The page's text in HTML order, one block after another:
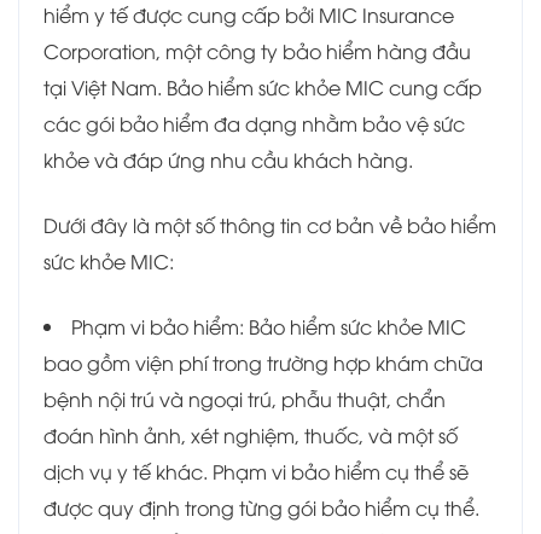
hiểm y tế được cung cấp bởi MIC Insurance
Corporation, một công ty bảo hiểm hàng đầu
tại Việt Nam. Bảo hiểm sức khỏe MIC cung cấp
các gói bảo hiểm đa dạng nhằm bảo vệ sức
khỏe và đáp ứng nhu cầu khách hàng.
Dưới đây là một số thông tin cơ bản về bảo hiểm
sức khỏe MIC:
Phạm vi bảo hiểm: Bảo hiểm sức khỏe MIC
bao gồm viện phí trong trường hợp khám chữa
bệnh nội trú và ngoại trú, phẫu thuật, chẩn
đoán hình ảnh, xét nghiệm, thuốc, và một số
dịch vụ y tế khác. Phạm vi bảo hiểm cụ thể sẽ
được quy định trong từng gói bảo hiểm cụ thể.